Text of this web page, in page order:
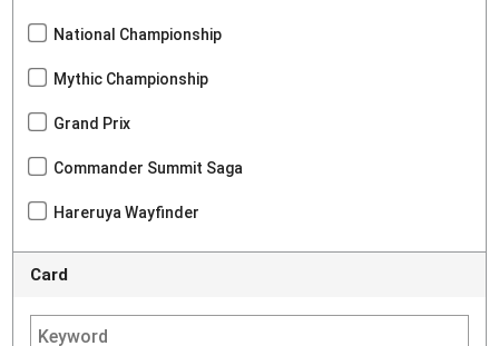
National Championship
Mythic Championship
Grand Prix
Commander Summit Saga
Hareruya Wayfinder
Card